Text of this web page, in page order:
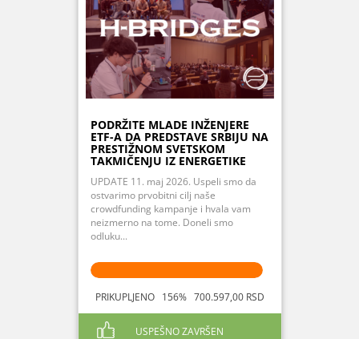
PODRŽITE MLADE INŽENJERE
ETF-A DA PREDSTAVE SRBIJU NA
PRESTIŽNOM SVETSKOM
TAKMIČENJU IZ ENERGETIKE
UPDATE 11. maj 2026. Uspeli smo da
ostvarimo prvobitni cilj naše
crowdfunding kampanje i hvala vam
neizmerno na tome. Doneli smo
odluku...
PRIKUPLJENO 156% 700.597,00 RSD
USPEŠNO ZAVRŠEN